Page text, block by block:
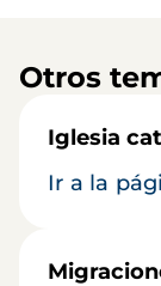
Otros
Iglesia
Ir a la